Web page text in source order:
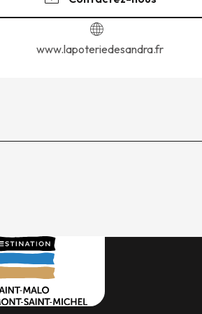
www.lapoteriedesandra.fr